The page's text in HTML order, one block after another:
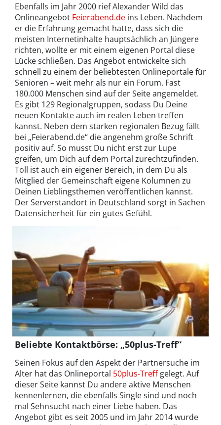
Ebenfalls im Jahr 2000 rief Alexander Wild das
Onlineangebot Feierabend.de ins Leben. Nachdem
er die Erfahrung gemacht hatte, dass sich die
meisten Internetinhalte hauptsächlich an Jüngere
richten, wollte er mit einem eigenen Portal diese
Lücke schließen. Das Angebot entwickelte sich
schnell zu einem der beliebtesten Onlineportale für
Senioren – weit mehr als nur ein Forum. Fast
180.000 Menschen sind auf der Seite angemeldet.
Es gibt 129 Regionalgruppen, sodass Du Deine
neuen Kontakte auch im realen Leben treffen
kannst. Neben dem starken regionalen Bezug fällt
bei „Feierabend.de“ die angenehm große Schrift
positiv auf. So musst Du nicht erst zur Lupe
greifen, um Dich auf dem Portal zurechtzufinden.
Toll ist auch ein eigener Bereich, in dem Du als
Mitglied der Gemeinschaft eigene Kolumnen zu
Deinen Lieblingsthemen veröffentlichen kannst.
Der Serverstandort in Deutschland sorgt in Sachen
Datensicherheit für ein gutes Gefühl.
Beliebte Kontaktbörse: „50plus-Treff“
Seinen Fokus auf den Aspekt der Partnersuche im
Alter hat das Onlineportal 50plus-Treffgelegt. Auf
dieser Seite kannst Du andere aktive Menschen
kennenlernen, die ebenfalls Single sind und noch
mal Sehnsucht nach einer Liebe haben. Das
Angebot gibt es seit 2005 und im Jahr 2014 wurde